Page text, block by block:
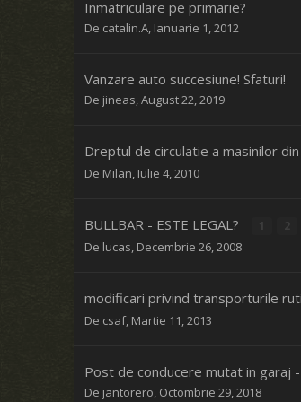
Inmatriculare pe primarie?
De catalin.A, Ianuarie 1, 2012
Vanzare auto succesiune! Sfaturi!
De jineas,August 22, 2019
Dreptul de circulatie a masinilor din
De Milan, Iulie 4, 2010
BULLBAR - ESTE LEGAL?
De lucas, Decembrie 26, 2008
modificari privind transporturile
De csaf, Martie 11, 2013
Post de conducere mutat in garaj
De jantorero, Octombrie 29, 2018